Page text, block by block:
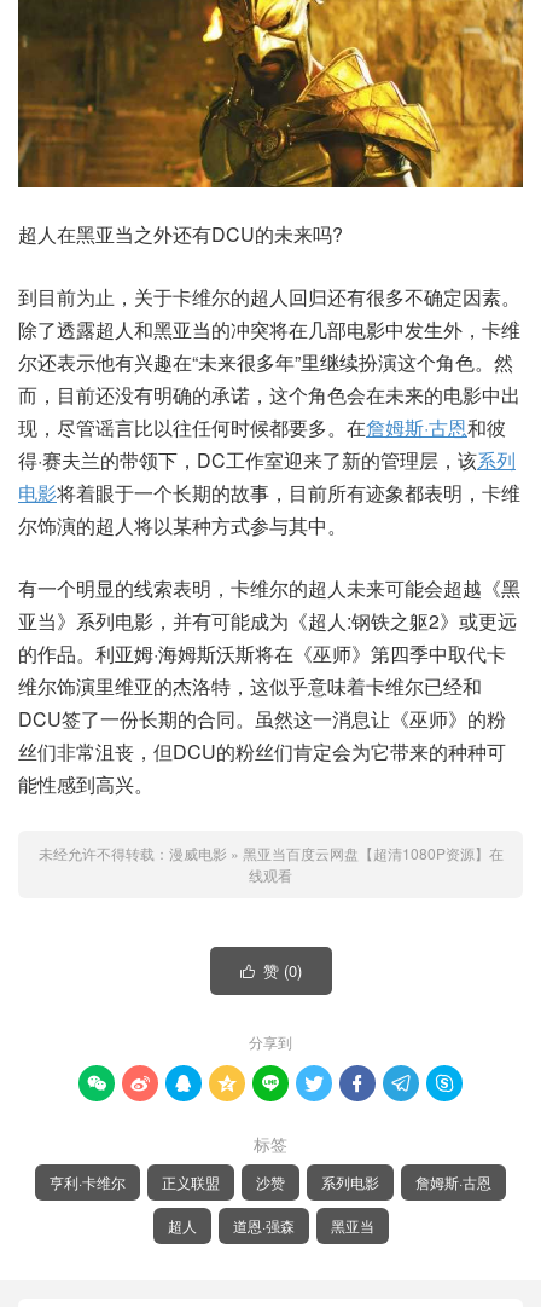
超人在黑亚当之外还有DCU的未来吗?
到目前为止，关于卡维尔的超人回归还有很多不确定因素。
除了透露超人和黑亚当的冲突将在几部电影中发生外，卡维
尔还表示他有兴趣在“未来很多年”里继续扮演这个角色。然
而，目前还没有明确的承诺，这个角色会在未来的电影中出
现，尽管谣言比以往任何时候都要多。在詹姆斯·古恩和彼
得·赛夫兰的带领下，DC工作室迎来了新的管理层，该系列
电影将着眼于一个长期的故事，目前所有迹象都表明，卡维
尔饰演的超人将以某种方式参与其中。
有一个明显的线索表明，卡维尔的超人未来可能会超越《黑
亚当》系列电影，并有可能成为《超人:钢铁之躯2》或更远
的作品。利亚姆·海姆斯沃斯将在《巫师》第四季中取代卡
维尔饰演里维亚的杰洛特，这似乎意味着卡维尔已经和
DCU签了一份长期的合同。虽然这一消息让《巫师》的粉
丝们非常沮丧，但DCU的粉丝们肯定会为它带来的种种可
能性感到高兴。
未经允许不得转载： 漫威电影 » 黑亚当百度云网盘【超清1080P资源】在
线观看
 赞 (0)
分享到
        
标签
亨利·卡维尔 正义联盟 沙赞 系列电影 詹姆斯·古恩
超人 道恩·强森 黑亚当